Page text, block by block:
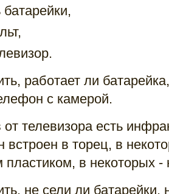
работает ли
с камерой.
от телевизора есть
встроен в торец, в
в некоторых -
не сели ли батарейки,